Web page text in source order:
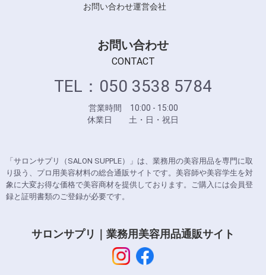
お問い合わせ運営会社
お問い合わせ
CONTACT
TEL：050 3538 5784
営業時間 10:00 - 15:00
休業日 土・日・祝日
「サロンサプリ（SALON SUPPLE）」は、業務用の美容用品を専門に取
り扱う、プロ用美容材料の総合通販サイトです。美容師や美容学生を対
象に大変お得な価格で美容商材を提供しております。ご購入には会員登
録と証明書類のご登録が必要です。
サロンサプリ｜業務用美容用品通販サイト